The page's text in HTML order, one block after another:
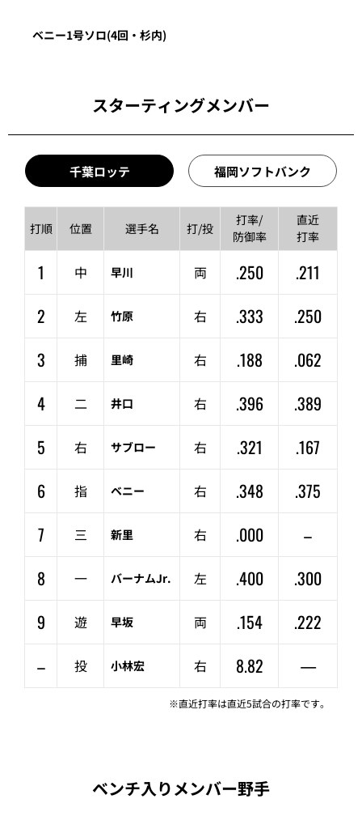
ベニー1号ソロ(4回・ 杉内)
スターティングメンバー
千葉ロッテ 福岡ソフトバンク
打順 位置 選手名 打/投
打率/
防御率
直近
打率
1 中 早川 両 .250
.211
2
左 竹原 右 .333
.250
3
捕 里崎 右 .188
.062
4
二 井口 右 .396
.389
5
右 サブロー 右 .321
.167
6
指 ベニー 右 .348
.375
7
三 新里 右 .000
–
8
一 バーナムJr. 左 .400
.300
9
遊 早坂 両 .154
.222
–
投 小林宏 右 8.82 —
※直近打率は直近5試合の打率です。
ベンチ入りメンバー野手